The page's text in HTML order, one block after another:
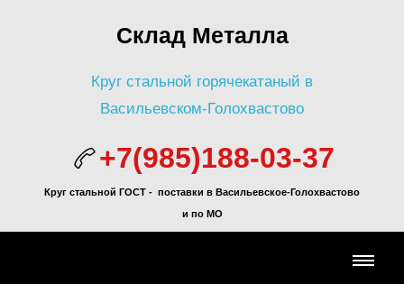
Склад Металла
Круг стальной горячекатаный в
Васильевском-Голохвастово
+7(985)188-03-37
Круг стальной ГОСТ - поставки в Васильевское-Голохвастово
и по МО